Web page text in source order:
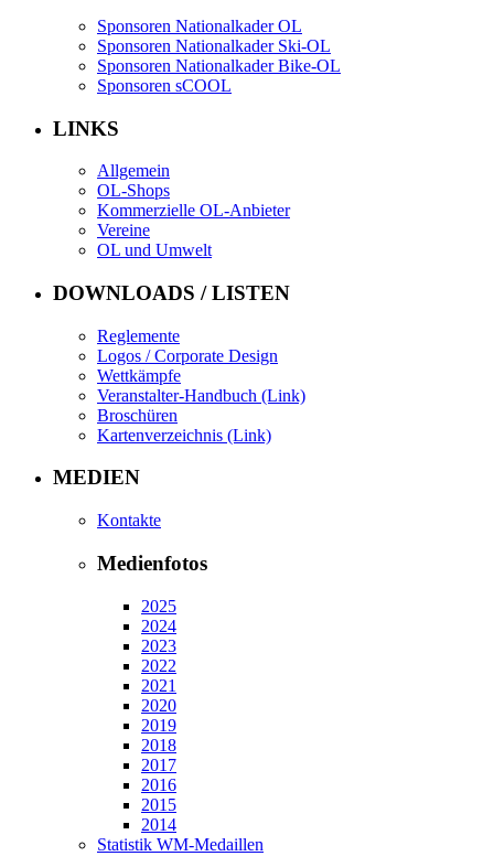
Sponsoren Nationalkader OL
Sponsoren Nationalkader Ski-OL
Sponsoren Nationalkader Bike-OL
Sponsoren sCOOL
LINKS
Allgemein
OL-Shops
Kommerzielle OL-Anbieter
Vereine
OL und Umwelt
DOWNLOADS / LISTEN
Reglemente
Logos / Corporate Design
Wettkämpfe
Veranstalter-Handbuch (Link)
Broschüren
Kartenverzeichnis (Link)
MEDIEN
Kontakte
Medienfotos
2025
2024
2023
2022
2021
2020
2019
2018
2017
2016
2015
2014
Statistik WM-Medaillen